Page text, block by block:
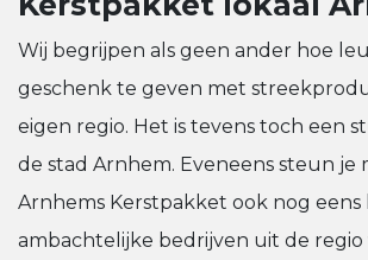
Wij begrijpen als geen ander hoe
geschenk te geven met
eigen regio. Het is tevens toch een
de stad Arnhem. Eveneens steun je
Arnhems Kerstpakket ook nog eens
ambachtelijke bedrijven uit de regio